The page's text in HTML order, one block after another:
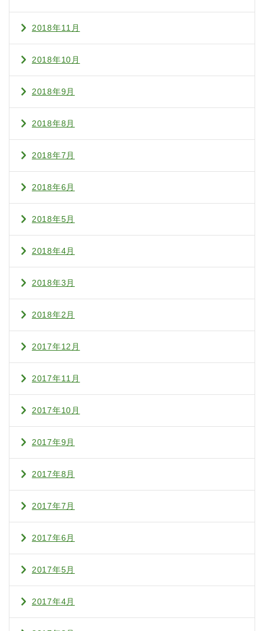
2018年11月
2018年10月
2018年9月
2018年8月
2018年7月
2018年6月
2018年5月
2018年4月
2018年3月
2018年2月
2017年12月
2017年11月
2017年10月
2017年9月
2017年8月
2017年7月
2017年6月
2017年5月
2017年4月